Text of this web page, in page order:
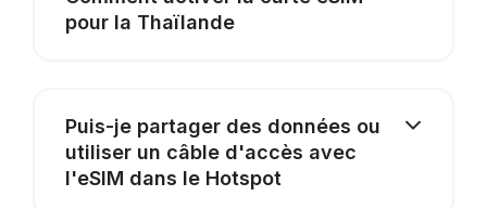
pour la Thaïlande
Puis-je partager des données ou
utiliser un câble d'accès avec
l'eSIM dans le Hotspot